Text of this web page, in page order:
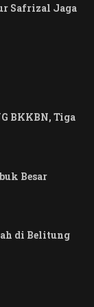
Safrizal Jaga
BKKBN, Tiga
Besar
di Belitung